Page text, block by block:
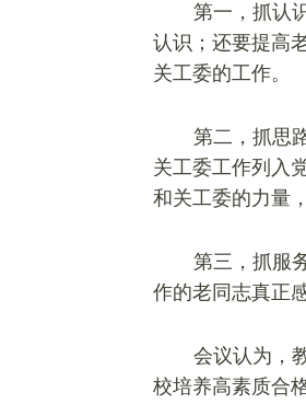
第一，抓认
认识；还要提高
关工委的工作。
第二，抓思
关工委工作列入
和关工委的力量
第三，抓服
作的老同志真正
会议认为，
校培养高素质合